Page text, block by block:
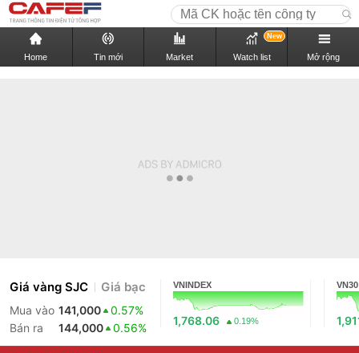
Home Tin mới Market Watch list
New
Mở rộng
Giá vàng SJC Giá bạc
Mua vào 141,000
0.57%
Bán ra
144,000 0.56%
VNINDEX
1,768.06 0.19%
VN30